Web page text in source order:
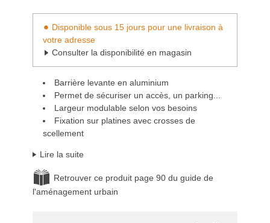
Disponible sous 15 jours pour une livraison à
votre adresse
Consulter la disponibilité en magasin
Barrière levante en aluminium
Permet de sécuriser un accès, un parking...
Largeur modulable selon vos besoins
Fixation sur platines avec crosses de
scellement
Lire la suite
Retrouver ce produit page 90 du guide de
l'aménagement urbain